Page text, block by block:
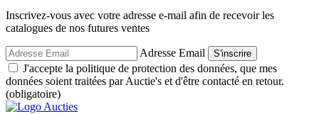
Inscrivez-vous avec votre adresse e-mail afin de recevoir les
catalogues de nos futures ventes
Adresse Email S'inscrire
J'accepte la politique de protection des données, que mes
données soient traitées par Auctie's et d'être contacté en retour.
(obligatoire)